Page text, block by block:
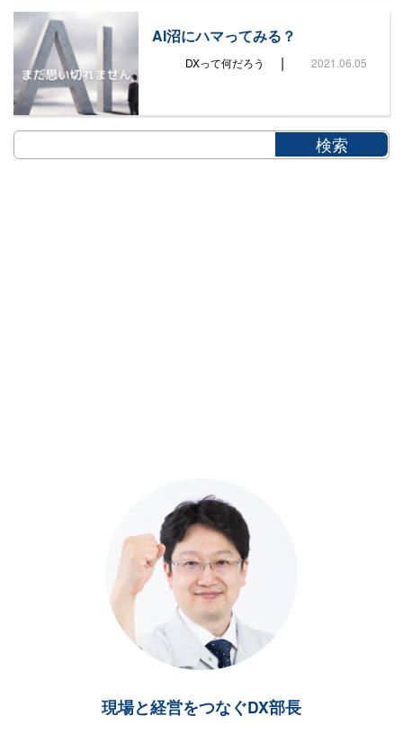
AI沼にハマってみる？
DXって何だろう | 2021.06.05
現場と経営をつなぐDX部長